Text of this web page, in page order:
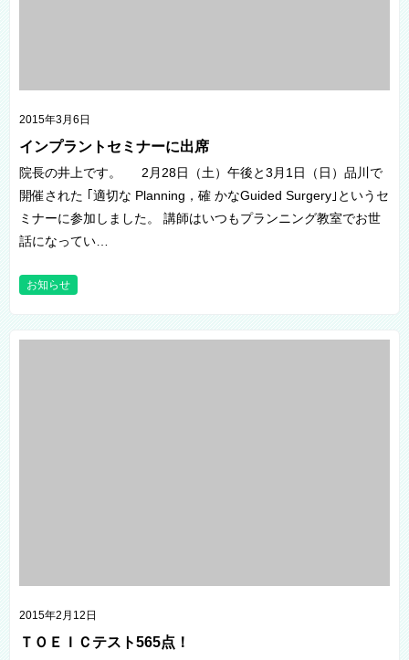
2015年3月6日
インプラントセミナーに出席
院長の井上です。 2月28日（土）午後と3月1日（日）品川で
開催された ｢適切な Planning，確 かなGuided Surgery｣というセ
ミナーに参加しました。 講師はいつもプランニング教室でお世
話になってい…
お知らせ
2015年2月12日
ＴＯＥＩＣテスト565点！